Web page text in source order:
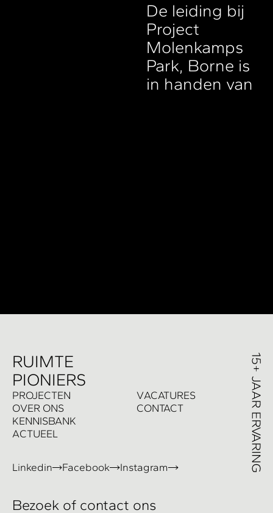
De leiding bij
Project
Molenkamps
Park, Borne is
in handen van
RUIMTE
PIONIERS
PROJECTEN
OVER ONS
KENNISBANK
ACTUEEL
VACATURES
CONTACT
Bezoek of contact ons
Linkedin Facebook Instagram